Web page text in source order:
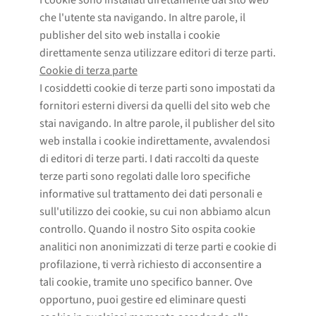
che l'utente sta navigando. In altre parole, il
publisher del sito web installa i cookie
direttamente senza utilizzare editori di terze parti.
Cookie di terza parte
I cosiddetti cookie di terze parti sono impostati da
fornitori esterni diversi da quelli del sito web che
stai navigando. In altre parole, il publisher del sito
web installa i cookie indirettamente, avvalendosi
di editori di terze parti. I dati raccolti da queste
terze parti sono regolati dalle loro specifiche
informative sul trattamento dei dati personali e
sull'utilizzo dei cookie, su cui non abbiamo alcun
controllo. Quando il nostro Sito ospita cookie
analitici non anonimizzati di terze parti e cookie di
profilazione, ti verrà richiesto di acconsentire a
tali cookie, tramite uno specifico banner. Ove
opportuno, puoi gestire ed eliminare questi